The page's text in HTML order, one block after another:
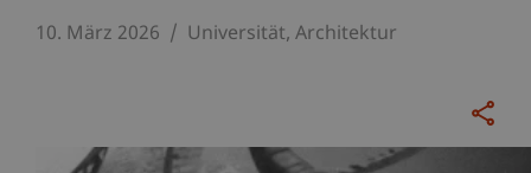
10. März 2026 Universität Architektur